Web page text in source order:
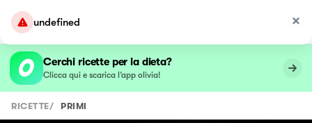
undefined
Cerchi ricette per la dieta?
Clicca qui e scarica l’app olivia!
RICETTE/ PRIMI